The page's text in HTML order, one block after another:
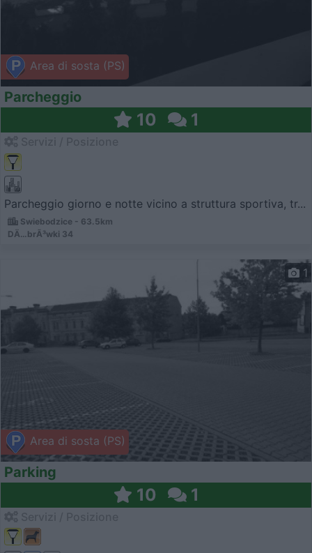
Area di sosta (PS)
Parcheggio
10 1
Parcheggio giorno e notte vicino a struttura sportiva, tr...
Swiebodzice - 63.5km
DÄ…brÃ³wki 34
Area di sosta (PS)
1
Parking
10 1